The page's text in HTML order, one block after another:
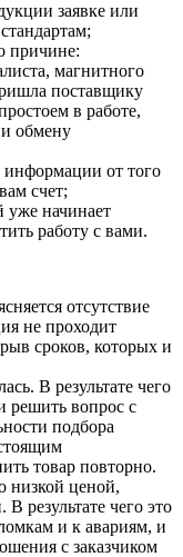
заявке или
причине:
магнитного
поставщику
в работе,
обмену
информации от того
счет;
уже начинает
работу с вами.
отсутствие
не проходит
сроков, которых и
В результате чего
решить вопрос с
подбора
товар повторно.
низкой ценой,
результате чего это
и к авариям, и
с заказчиком